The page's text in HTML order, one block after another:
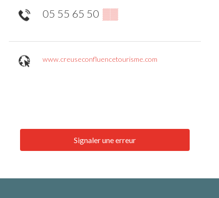
05 55 65 50 ▒▒
www.creuseconfluencetourisme.com
Signaler une erreur